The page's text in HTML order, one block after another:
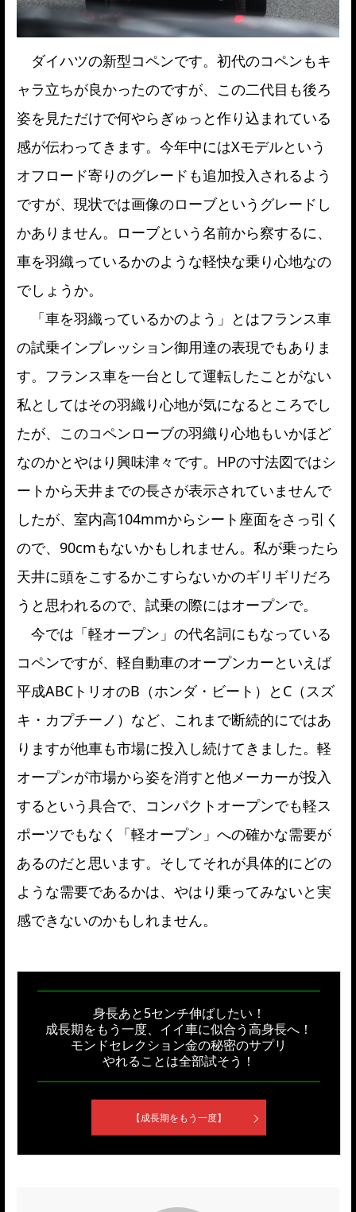
ダイハツの新型コペンです。初代のコペンもキ
ャラ立ちが良かったのですが、この二代目も後ろ
姿を見ただけで何やらぎゅっと作り込まれている
感が伝わってきます。今年中にはXモデルという
オフロード寄りのグレードも追加投入されるよう
ですが、現状では画像のローブというグレードし
かありません。ローブという名前から察するに、
車を羽織っているかのような軽快な乗り心地なの
でしょうか。
「車を羽織っているかのよう」とはフランス車
の試乗インプレッション御用達の表現でもありま
す。フランス車を一台として運転したことがない
私としてはその羽織り心地が気になるところでし
たが、このコペンローブの羽織り心地もいかほど
なのかとやはり興味津々です。HPの寸法図ではシ
ートから天井までの長さが表示されていませんで
したが、室内高104mmからシート座面をさっ引く
ので、90cmもないかもしれません。私が乗ったら
天井に頭をこするかこすらないかのギリギリだろ
うと思われるので、試乗の際にはオープンで。
今では「軽オープン」の代名詞にもなっている
コペンですが、軽自動車のオープンカーといえば
平成ABCトリオのB（ホンダ・ビート）とC（スズ
キ・カプチーノ）など、これまで断続的にではあ
りますが他車も市場に投入し続けてきました。軽
オープンが市場から姿を消すと他メーカーが投入
するという具合で、コンパクトオープンでも軽ス
ポーツでもなく「軽オープン」への確かな需要が
あるのだと思います。そしてそれが具体的にどの
ような需要であるかは、やはり乗ってみないと実
感できないのかもしれません。
身長あと5センチ伸ばしたい！
成長期をもう一度、イイ車に似合う高身長へ！
モンドセレクション金の秘密のサプリ
やれることは全部試そう！
【成長期をもう一度】